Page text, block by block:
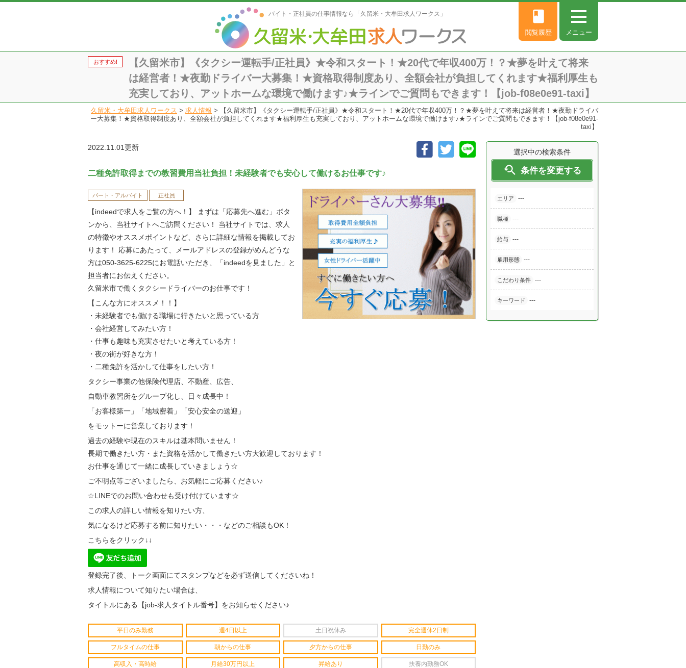
バイト・正社員の仕事情報なら「久留米・大牟田求人ワークス」
メニュー
book
閲覧履歴
おすすめ!
【久留米市】《タクシー運転手/正社員》★令和スタート！★20代で年収400万！？★夢を叶えて将来
は経営者！★夜勤ドライバー大募集！★資格取得制度あり、全額会社が負担してくれます★福利厚生も
充実しており、アットホームな環境で働けます♪★ラインでご質問もできます！【job-f08e0e91-taxi】
久留米・大牟田求人ワークス > 求人情報 >
【久留米市】《タクシー運転手/正社員》★令和スタート！★20代で年収400万！？★夢を叶えて将来は経営者！★夜勤ドライバ
ー大募集！★資格取得制度あり、全額会社が負担してくれます★福利厚生も充実しており、アットホームな環境で働けます♪★ラインでご質問もできます！【job-f08e0e91-
taxi】
選択中の検索条件
 条件を変更する
エリア ---
職種 ---
給与 ---
雇用形態 ---
こだわり条件 ---
キーワード ---
2022.11.01更新
二種免許取得までの教習費用当社負担！未経験者でも安心して働けるお仕事です♪
パート・アルバイト 正社員
【indeedで求人をご覧の方へ！】 まずは「応募先へ進む」ボタ
ンから、当社サイトへご訪問ください！ 当社サイトでは、求人
の特徴やオススメポイントなど、さらに詳細な情報を掲載してお
ります！ 応募にあたって、メールアドレスの登録がめんどうな
方は050-3625-6225にお電話いただき、「indeedを見ました」と
担当者にお伝えください。
久留米市で働くタクシードライバーのお仕事です！
【こんな方にオススメ！！】
・未経験者でも働ける職場に行きたいと思っている方
・会社経営してみたい方！
・仕事も趣味も充実させたいと考えている方！
・夜の街が好きな方！
・二種免許を活かして仕事をしたい方！
タクシー事業の他保険代理店、不動産、広告、
自動車教習所をグループ化し、日々成長中！
「お客様第一」「地域密着」「安心安全の送迎」
をモットーに営業しております！
過去の経験や現在のスキルは基本問いません！
長期で働きたい方・また資格を活かして働きたい方大歓迎しております！
お仕事を通じて一緒に成長していきましょう☆
ご不明点等ございましたら、お気軽にご応募ください♪
☆LINEでのお問い合わせも受け付けています☆
この求人の詳しい情報を知りたい方、
気になるけど応募する前に知りたい・・・などのご相談もOK！
こちらをクリック↓↓
登録完了後、トーク画面にてスタンプなどを必ず送信してくださいね！
求人情報について知りたい場合は、
タイトルにある【job-求人タイトル番号】をお知らせください♪
平日のみ勤務 週4日以上 土日祝休み 完全週休2日制
フルタイムの仕事 朝からの仕事 夕方からの仕事 日勤のみ
高収入・高時給 月給30万円以上 昇給あり 扶養内勤務OK